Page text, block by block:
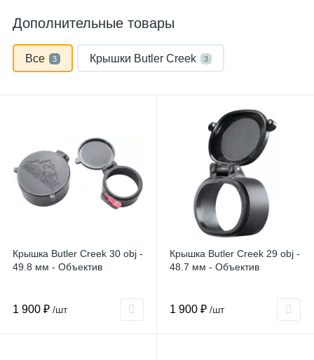
Дополнительные товары
Все 3 Крышки Butler Creek 3
Крышка Butler Creek 30 obj -
49.8 мм - Объектив
1 900 ₽ /шт
Крышка Butler Creek 29 obj -
48.7 мм - Объектив
1 900 ₽ /шт